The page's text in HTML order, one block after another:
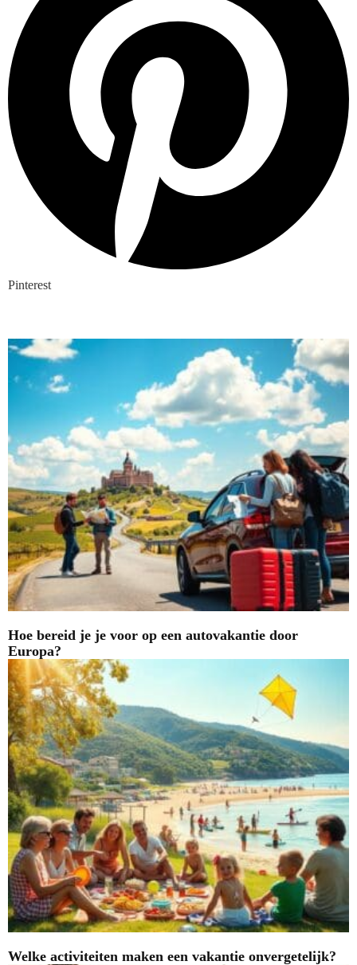
Pinterest
Hoe bereid je je voor op een autovakantie door
Europa?
Welke activiteiten maken een vakantie onvergetelijk?